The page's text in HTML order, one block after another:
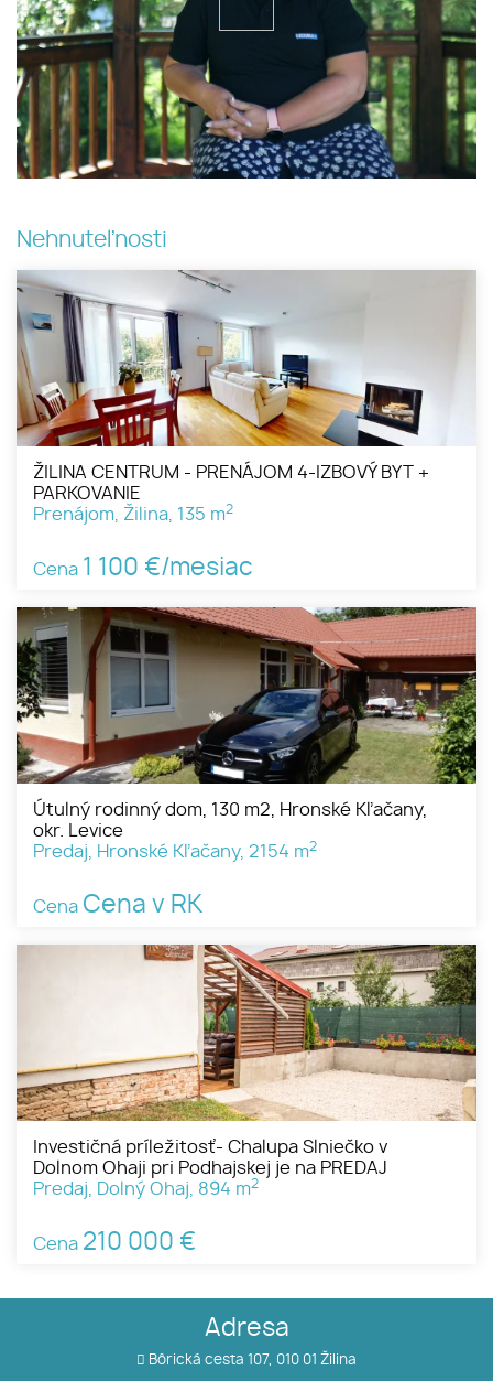
Nehnuteľnosti
ŽILINA CENTRUM - PRENÁJOM 4-IZBOVÝ BYT +
PARKOVANIE
Prenájom, Žilina, 135 m2
Cena 1 100 €/mesiac
Útulný rodinný dom, 130 m2, Hronské Kľačany,
okr. Levice
Predaj, Hronské Kľačany, 2154 m2
Cena Cena v RK
Investičná príležitosť- Chalupa Slniečko v
Dolnom Ohaji pri Podhajskej je na PREDAJ
Predaj, Dolný Ohaj, 894 m2
Cena 210 000 €
Adresa
Bôrická cesta 107, 010 01 Žilina